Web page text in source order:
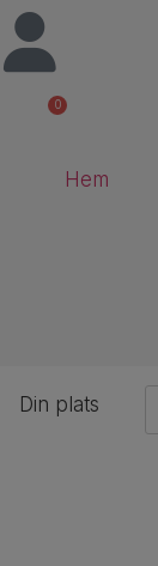
0
Hem
Din plats